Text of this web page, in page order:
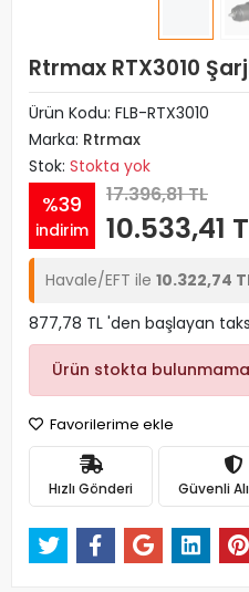
Rtrmax RTX3010
Ürün Kodu: FLB-RTX3010
Marka: Rtrmax
Stok: Stokta yok
%39
indirim
17.396,81 TL
10.533,41
Havale/EFT ile 10.322,74
877,78 TL 'den başlayan
Ürün stokta
Favorilerime ekle
Hızlı Gönderi Güvenli